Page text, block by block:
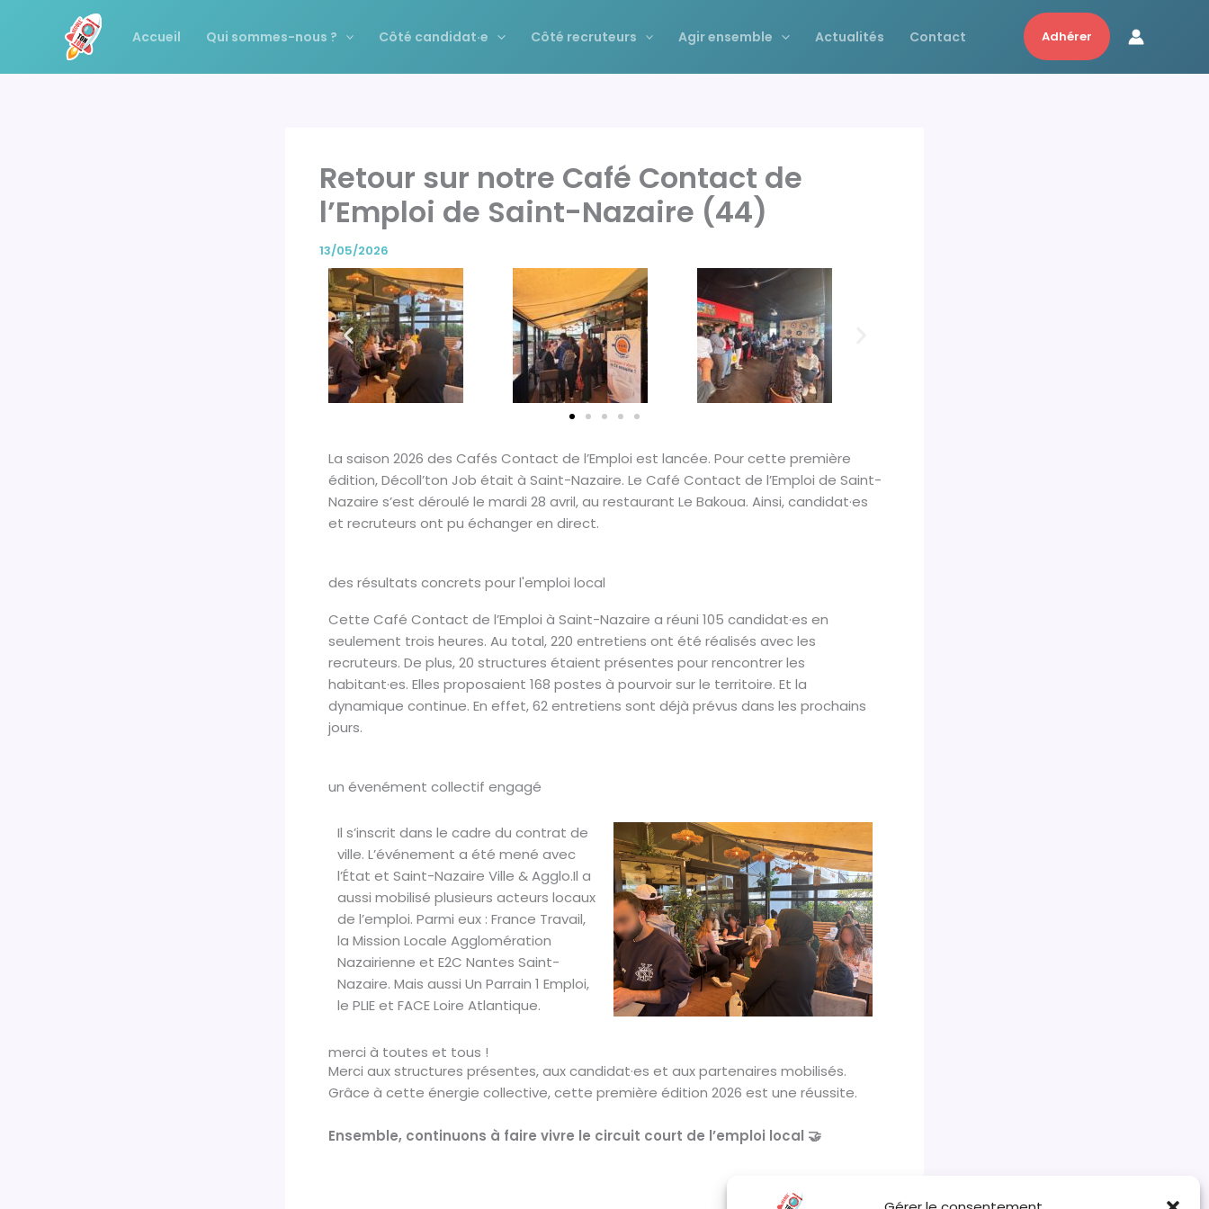
Accueil Qui sommes-nous ? Côté candidat·e Côté recruteurs Agir ensemble Actualités Contact Adhérer
Retour sur notre Café Contact de
l’Emploi de Saint-Nazaire (44)
13/05/2026
La saison 2026 des Cafés Contact de l’Emploi est lancée. Pour cette première
édition, Décoll’ton Job était à Saint-Nazaire. Le Café Contact de l’Emploi de Saint-
Nazaire s’est déroulé le mardi 28 avril, au restaurant Le Bakoua. Ainsi, candidat·es
et recruteurs ont pu échanger en direct.
des résultats concrets pour l'emploi local
Cette Café Contact de l’Emploi à Saint-Nazaire a réuni 105 candidat·es en
seulement trois heures. Au total, 220 entretiens ont été réalisés avec les
recruteurs. De plus, 20 structures étaient présentes pour rencontrer les
habitant·es. Elles proposaient 168 postes à pourvoir sur le territoire. Et la
dynamique continue. En effet, 62 entretiens sont déjà prévus dans les prochains
jours.
un évenément collectif engagé
Il s’inscrit dans le cadre du contrat de
ville. L’événement a été mené avec
l’État et Saint-Nazaire Ville & Agglo.Il a
aussi mobilisé plusieurs acteurs locaux
de l’emploi. Parmi eux : France Travail,
la Mission Locale Agglomération
Nazairienne et E2C Nantes Saint-
Nazaire. Mais aussi Un Parrain 1 Emploi,
le PLIE et FACE Loire Atlantique.
merci à toutes et tous !
Merci aux structures présentes, aux candidat·es et aux partenaires mobilisés.
Grâce à cette énergie collective, cette première édition 2026 est une réussite.
Ensemble, continuons à faire vivre le circuit court de l’emploi local 🤝